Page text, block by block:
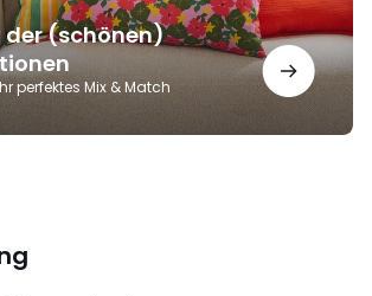
der (schönen)
perfektes Mix & Match